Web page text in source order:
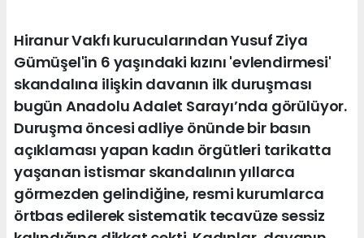
Hiranur Vakfı kurucularından Yusuf Ziya
Gümüşel'in 6 yaşındaki kızını 'evlendirmesi'
skandalına ilişkin davanın ilk duruşması
bugün Anadolu Adalet Sarayı’nda görülüyor.
Duruşma öncesi adliye önünde bir basın
açıklaması yapan kadın örgütleri tarikatta
yaşanan istismar skandalının yıllarca
görmezden gelindiğine, resmi kurumlarca
örtbas edilerek sistematik tecavüze sessiz